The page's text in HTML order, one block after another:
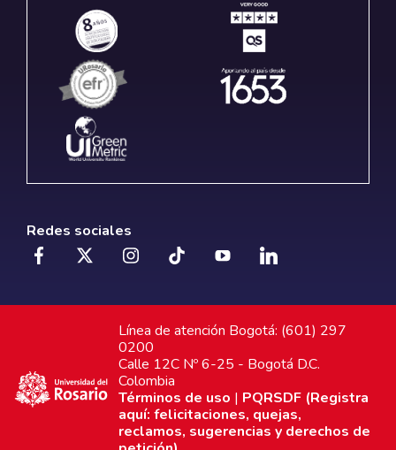
Redes sociales
Línea de atención Bogotá: (601) 297
0200
Calle 12C Nº 6-25 - Bogotá D.C.
Colombia
Términos de uso | PQRSDF (Registra
aquí: felicitaciones, quejas,
reclamos, sugerencias y derechos de